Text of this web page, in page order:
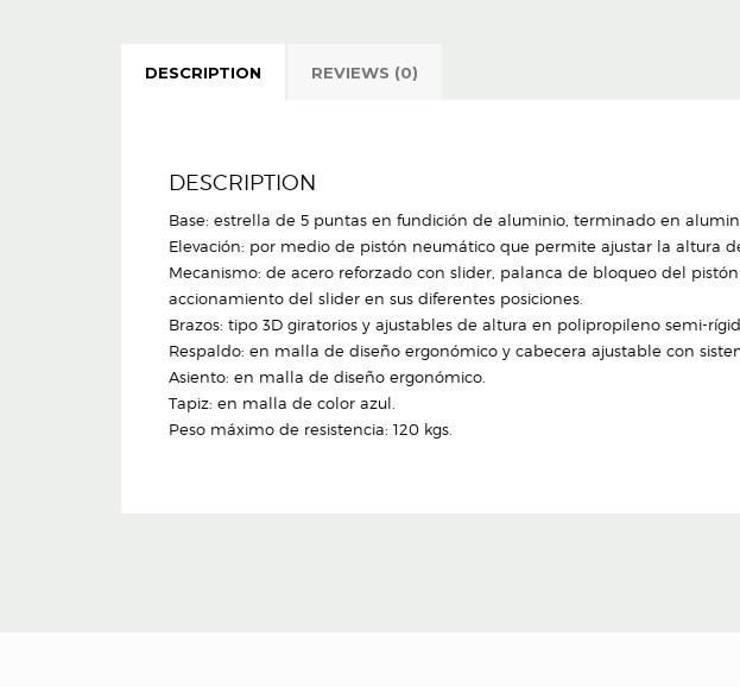
DESCRIPTION REVIEWS (0)
DESCRIPTION
Base: estrella de 5 puntas en fundición de aluminio, terminado en
Elevación: por medio de pistón neumático que permite ajustar la altura
Mecanismo: de acero reforzado con slider, palanca de bloqueo del
accionamiento del slider en sus diferentes posiciones.
Brazos: tipo 3D giratorios y ajustables de altura en polipropileno semi-
Respaldo: en malla de diseño ergonómico y cabecera ajustable con
Asiento: en malla de diseño ergonómico.
Tapiz: en malla de color azul.
Peso máximo de resistencia: 120 kgs.